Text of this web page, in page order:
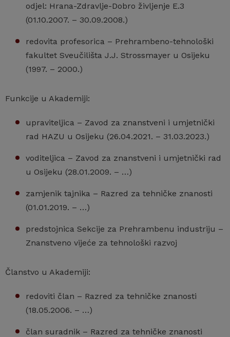
odjel: Hrana-Zdravlje-Dobro življenje E.3
(01.10.2007. – 30.09.2008.)
redovita profesorica – Prehrambeno-tehnološki
fakultet Sveučilišta J.J. Strossmayer u Osijeku
(1997. – 2000.)
Funkcije u Akademiji:
upraviteljica – Zavod za znanstveni i umjetnički
rad HAZU u Osijeku (26.04.2021. – 31.03.2023.)
voditeljica – Zavod za znanstveni i umjetnički rad
u Osijeku (28.01.2009. – …)
zamjenik tajnika – Razred za tehničke znanosti
(01.01.2019. – …)
predstojnica Sekcije za Prehrambenu industriju –
Znanstveno vijeće za tehnološki razvoj
Članstvo u Akademiji:
redoviti član – Razred za tehničke znanosti
(18.05.2006. – …)
član suradnik – Razred za tehničke znanosti